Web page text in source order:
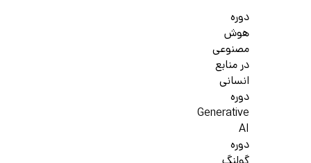
دوره
هوش
مصنوعی
در منابع
انسانی
دوره
Generative
AI
دوره